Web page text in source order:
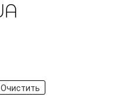
Очистить